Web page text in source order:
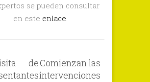
se pueden consultar
en este enlace.
deComienzan las
intervenciones